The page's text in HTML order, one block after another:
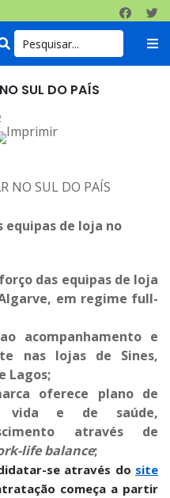
SUL DO PAÍS
de loja no
das equipas de loja
em regime full-
acompanhamento e
nas lojas de Sines,
Lagos;
oferece plano de
vida e de saúde,
através de
life balance;
se através do site
começa a partir